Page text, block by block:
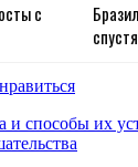
с
способы их